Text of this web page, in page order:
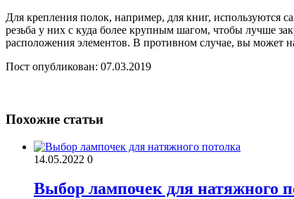
Для крепления полок, например, для книг, используются
резьба у них с куда более крупным шагом, чтобы лучше
расположения элементов. В противном случае, вы может
Пост опубликован: 07.03.2019
Похожие статьи
14.05.2022 0
Выбор лампочек для натяжного